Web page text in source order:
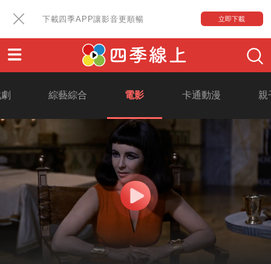
下載四季APP讓影音更順暢 立即下載
綜藝綜合 電影 卡通動漫 親